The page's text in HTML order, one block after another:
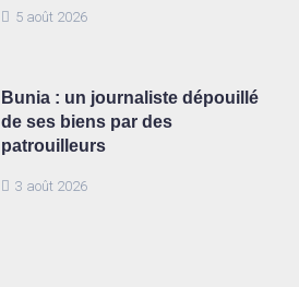
5 août 2026
3 août 2026
Bunia : un journaliste dépouillé
de ses biens par des
patrouilleurs